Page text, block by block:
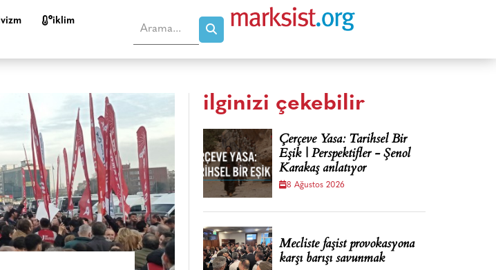
i̇klim
ilginizi çekebilir
Çerçeve Yasa: Tarihsel Bir
Eşik | Perspektifler - Şenol
Karakaş anlatıyor
8 Ağustos 2026
Mecliste faşist provokasyona
karşı barışı savunmak